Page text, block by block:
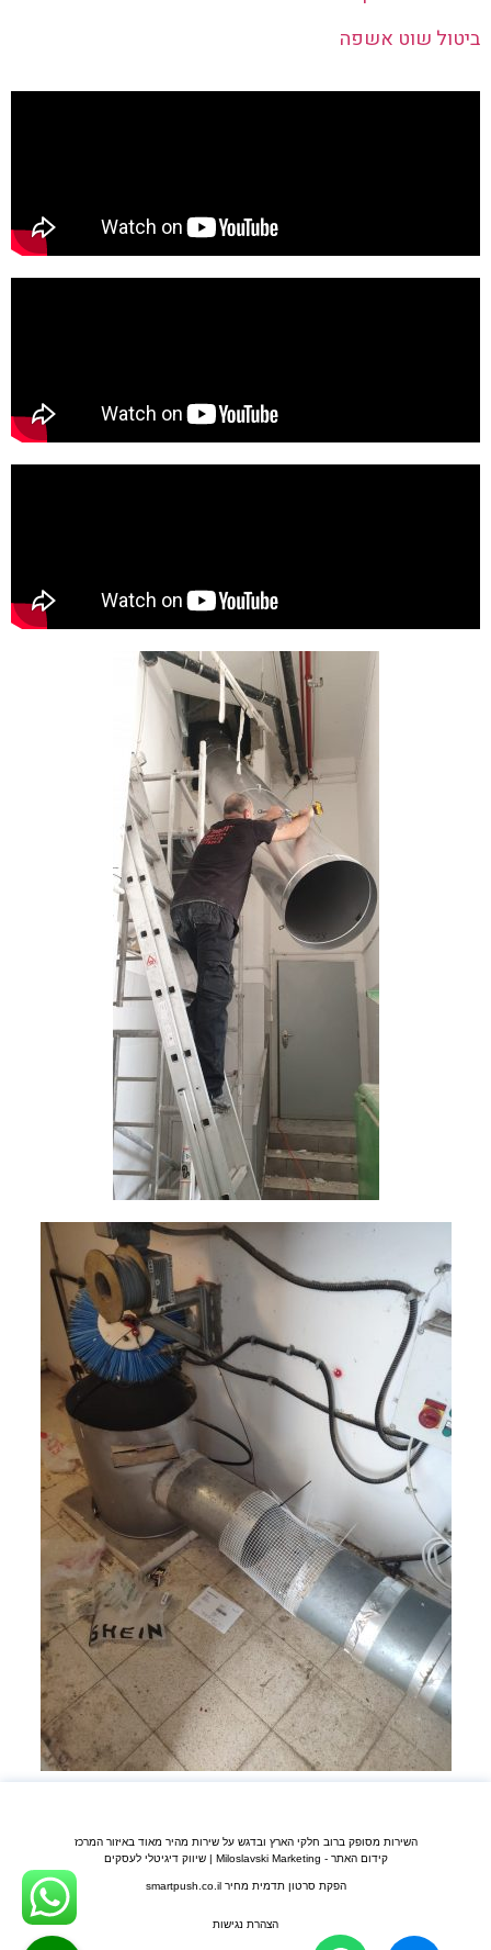
ביטול שוט אשפה
השירות מסופק ברוב חלקי הארץ ובדגש על שירות מהיר מאוד באיזור המרכז
קידום האתר - Miloslavski Marketing | שיווק דיגיטלי לעסקים
הפקת סרטון תדמית מחיר smartpush.co.il
הצהרת נגישות